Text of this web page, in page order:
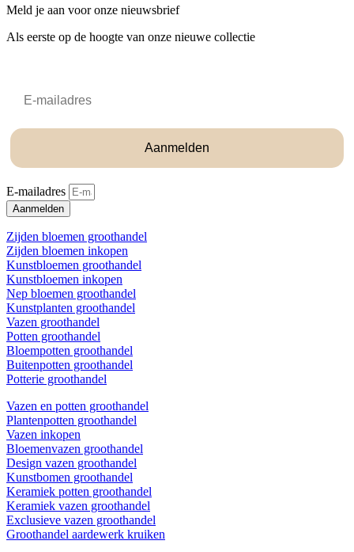
Meld je aan voor onze nieuwsbrief
Als eerste op de hoogte van onze nieuwe collectie
Aanmelden
E-mailadres
Aanmelden
Zijden bloemen groothandel
Zijden bloemen inkopen
Kunstbloemen groothandel
Kunstbloemen inkopen
Nep bloemen groothandel
Kunstplanten groothandel
Vazen groothandel
Potten groothandel
Bloempotten groothandel
Buitenpotten groothandel
Potterie groothandel
Vazen en potten groothandel
Plantenpotten groothandel
Vazen inkopen
Bloemenvazen groothandel
Design vazen groothandel
Kunstbomen groothandel
Keramiek potten groothandel
Keramiek vazen groothandel
Exclusieve vazen groothandel
Groothandel aardewerk kruiken